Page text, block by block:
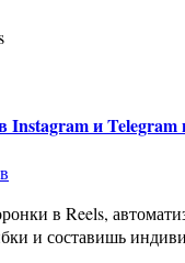
Instagram и
и составишь